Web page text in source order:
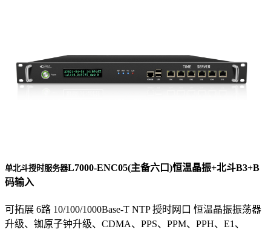
单北斗授时服务器L7000-ENC05(主备六口)恒温晶振+北斗B3+B
码输入
可拓展 6路 10/100/1000Base-T NTP 授时网口 恒温晶振振荡器
升级、铷原子钟升级、CDMA、PPS、PPM、PPH、E1、